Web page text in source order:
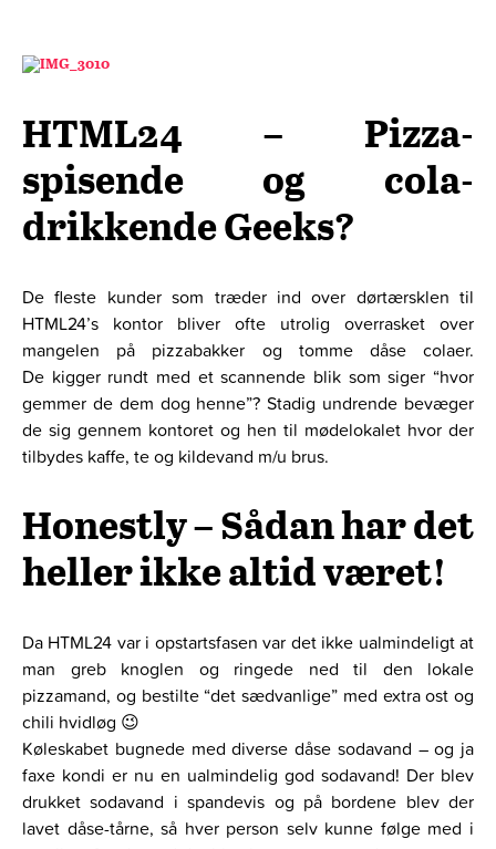
HTML24 – Pizza-
spisende og cola-
drikkende Geeks?
De fleste kunder som træder ind over dørtærsklen til
HTML24’s kontor bliver ofte utrolig overrasket over
mangelen på pizzabakker og tomme dåse colaer.
De kigger rundt med et scannende blik som siger “hvor
gemmer de dem dog henne”? Stadig undrende bevæger
de sig gennem kontoret og hen til mødelokalet hvor der
tilbydes kaffe, te og kildevand m/u brus.
Honestly – Sådan har det
heller ikke altid været!
Da HTML24 var i opstartsfasen var det ikke ualmindeligt at
man greb knoglen og ringede ned til den lokale
pizzamand, og bestilte “det sædvanlige” med extra ost og
chili hvidløg 😉
Køleskabet bugnede med diverse dåse sodavand – og ja
faxe kondi er nu en ualmindelig god sodavand! Der blev
drukket sodavand i spandevis og på bordene blev der
lavet dåse-tårne, så hver person selv kunne følge med i